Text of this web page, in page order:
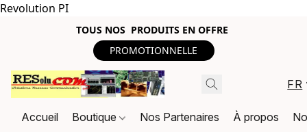
Revolution PI
TOUS NOS PRODUITS EN OFFRE
PROMOTIONNELLE
FR
Accueil Boutique Nos Partenaires À propos